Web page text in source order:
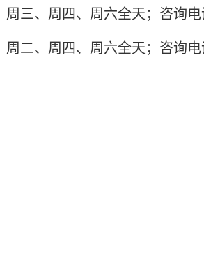
三、周四、周六全天；咨询电
二、周四、周六全天；咨询电